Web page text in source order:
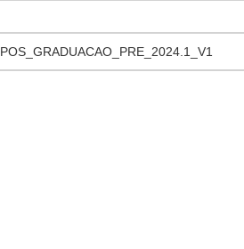
POS_GRADUACAO_PRE_2024.1_V1